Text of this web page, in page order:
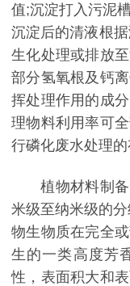
值;沉淀打入污泥
沉淀后的清液根
生化处理或排放
部分氢氧根及钙
挥处理作用的成
理物料利用率可
行磷化废水处理的
植物材料制
米级至纳米级的
物生物质在完全
生的一类高度芳
性，表面积大和